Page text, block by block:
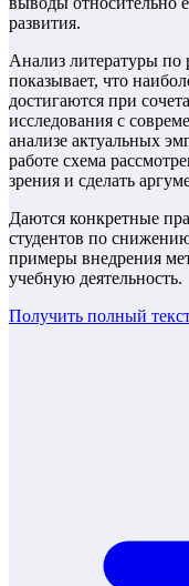
развития.
Анализ литературы по
показывает, что
достигаются при
исследования с
анализе актуальных
работе схема
зрения и сделать
Даются конкретные
студентов по
примеры внедрения
учебную деятельность.
Получить полный